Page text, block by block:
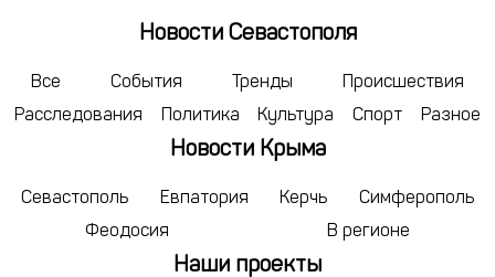
19 20 21
24 25 26 27 29 30
1 2 3 5 6 7
Новости Севастополя
Все События Тренды
Происшествия
Расследования
Политика Культура Спорт Разное
Новости Крыма
Севастополь Евпатория Керчь
Симферополь
Феодосия
В регионе
Наши проекты